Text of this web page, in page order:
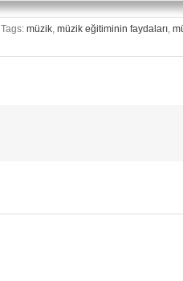
Tags: müzik, müzik eğitiminin faydaları,